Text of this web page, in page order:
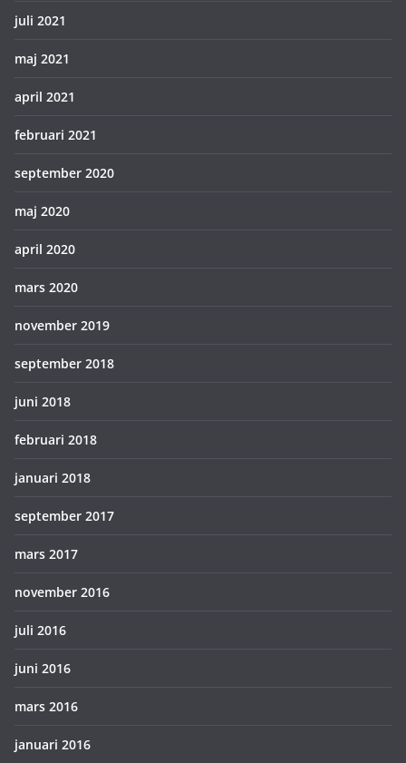
juli 2021
maj 2021
april 2021
februari 2021
september 2020
maj 2020
april 2020
mars 2020
november 2019
september 2018
juni 2018
februari 2018
januari 2018
september 2017
mars 2017
november 2016
juli 2016
juni 2016
mars 2016
januari 2016